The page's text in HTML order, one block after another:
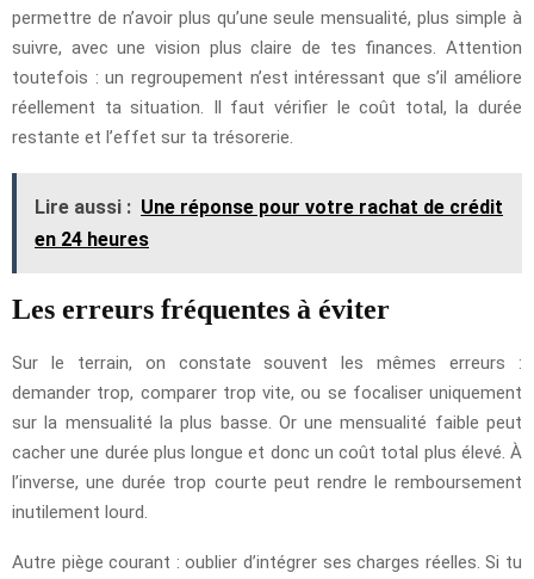
permettre de n’avoir plus qu’une seule mensualité, plus simple à
suivre, avec une vision plus claire de tes finances. Attention
toutefois : un regroupement n’est intéressant que s’il améliore
réellement ta situation. Il faut vérifier le coût total, la durée
restante et l’effet sur ta trésorerie.
Lire aussi : Une réponse pour votre rachat de crédit
en 24 heures
Les erreurs fréquentes à éviter
Sur le terrain, on constate souvent les mêmes erreurs :
demander trop, comparer trop vite, ou se focaliser uniquement
sur la mensualité la plus basse. Or une mensualité faible peut
cacher une durée plus longue et donc un coût total plus élevé. À
l’inverse, une durée trop courte peut rendre le remboursement
inutilement lourd.
Autre piège courant : oublier d’intégrer ses charges réelles. Si tu